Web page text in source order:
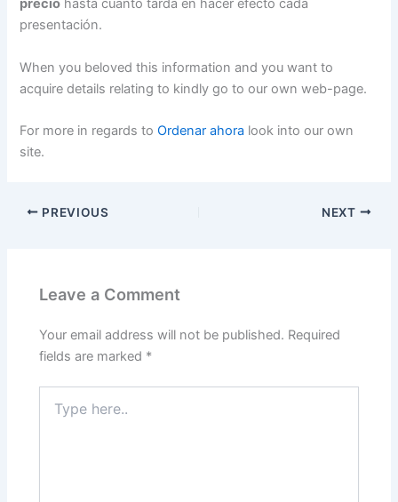
precio hasta cuánto tarda en hacer efecto cada
presentación.
When you beloved this information and you want to
acquire details relating to kindly go to our own web-page.
For more in regards toOrdenar ahora look into our own
site.
PREVIOUS NEXT
Leave a Comment
Your email address will not be published. Required
fields are marked *
here..